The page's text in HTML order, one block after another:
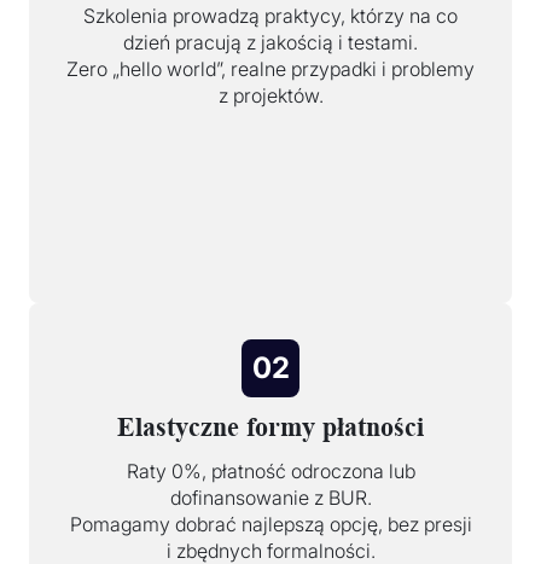
Szkolenia prowadzą praktycy, którzy na co
dzień pracują z jakością i testami.
Zero „hello world”, realne przypadki i problemy
z projektów.
02
Elastyczne formy płatności
Raty 0%, płatność odroczona lub
dofinansowanie z BUR.
Pomagamy dobrać najlepszą opcję, bez presji
i zbędnych formalności.